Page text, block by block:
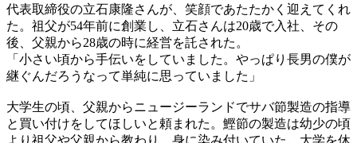
代表取締役の立石康隆さんが、笑顔であたたかく迎えてくれ
た。祖父が54年前に創業し、立石さんは20歳で入社、その
後、父親から28歳の時に経営を託された。
「小さい頃から手伝いをしていました。やっぱり長男の僕が
継ぐんだろうなって単純に思っていました」
大学生の頃、父親からニュージーランドでサバ節製造の指導
と買い付けをしてほしいと頼まれた。鰹節の製造は幼少の頃
より祖父や父親から教わり、身に染み付いていた。大学を休